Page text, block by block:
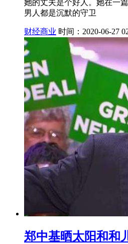
她的丈夫是个好人。她在一
男人都是沉默的守卫
财经商业 时间：2020-06-27
郑中基晒太阳和和